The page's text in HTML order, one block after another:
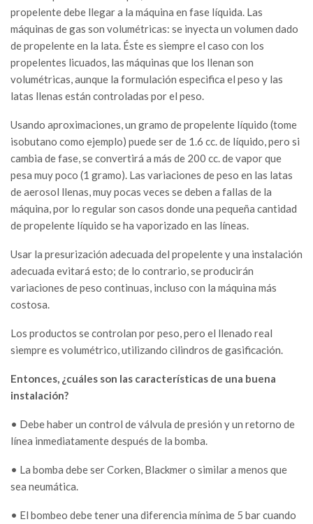
propelente debe llegar a la máquina en fase líquida. Las
máquinas de gas son volumétricas: se inyecta un volumen dado
de propelente en la lata. Éste es siempre el caso con los
propelentes licuados, las máquinas que los llenan son
volumétricas, aunque la formulación especifica el peso y las
latas llenas están controladas por el peso.
Usando aproximaciones, un gramo de propelente líquido (tome
isobutano como ejemplo) puede ser de 1.6 cc. de líquido, pero si
cambia de fase, se convertirá a más de 200 cc. de vapor que
pesa muy poco (1 gramo). Las variaciones de peso en las latas
de aerosol llenas, muy pocas veces se deben a fallas de la
máquina, por lo regular son casos donde una pequeña cantidad
de propelente líquido se ha vaporizado en las líneas.
Usar la presurización adecuada del propelente y una instalación
adecuada evitará esto; de lo contrario, se producirán
variaciones de peso continuas, incluso con la máquina más
costosa.
Los productos se controlan por peso, pero el llenado real
siempre es volumétrico, utilizando cilindros de gasificación.
Entonces, ¿cuáles son las características de una buena
instalación?
• Debe haber un control de válvula de presión y un retorno de
línea inmediatamente después de la bomba.
• La bomba debe ser Corken, Blackmer o similar a menos que
sea neumática.
• El bombeo debe tener una diferencia mínima de 5 bar cuando